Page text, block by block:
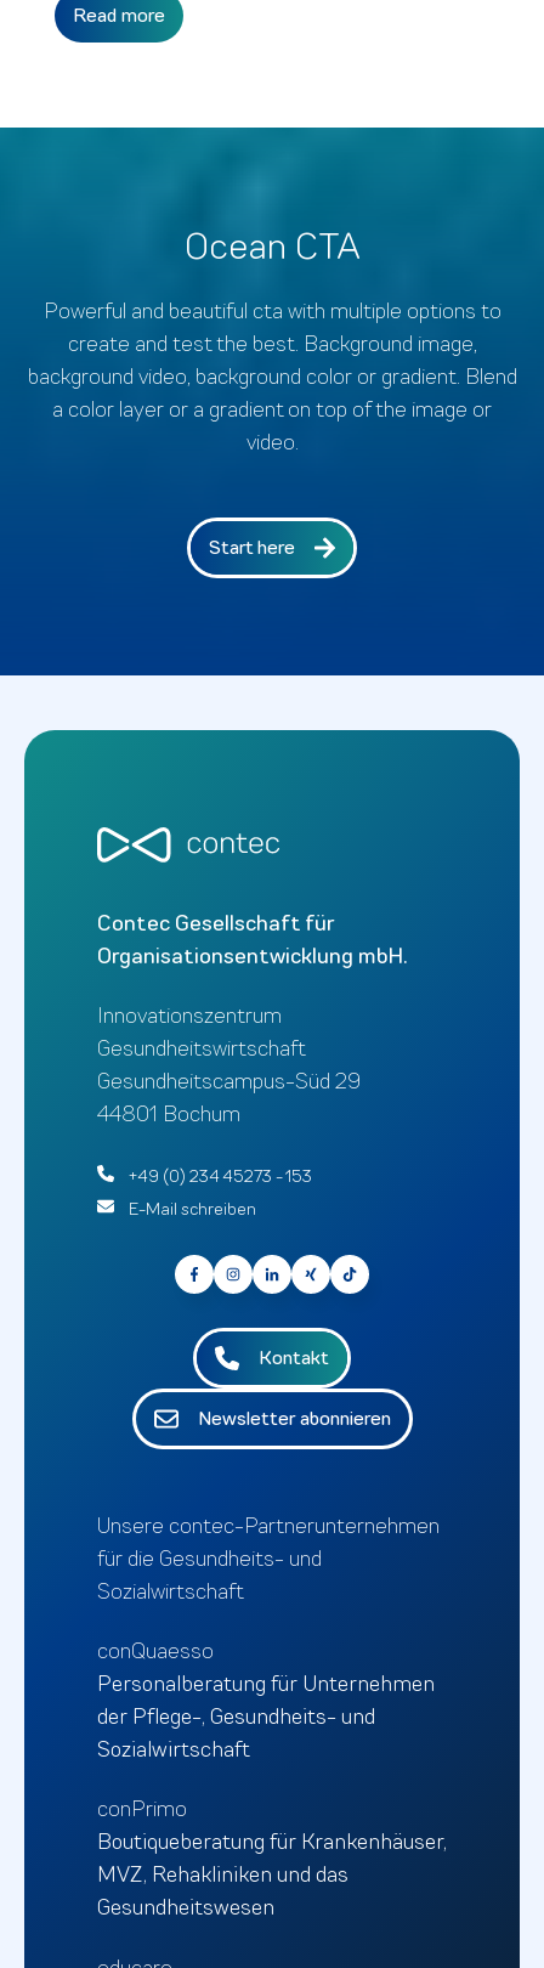
Read more
Ocean CTA
Powerful and beautiful cta with multiple options to
create and test the best. Background image,
background video, background color or gradient. Blend
a color layer or a gradient on top of the image or
video.
Start here
Contec Gesellschaft für
Organisationsentwicklung mbH.
Innovationszentrum
Gesundheitswirtschaft
Gesundheitscampus-Süd 29
44801 Bochum
+49 (0) 234 45273 - 153
E-Mail schreiben
Kontakt
Newsletter abonnieren
Unsere contec-Partnerunternehmen
für die Gesundheits- und
Sozialwirtschaft
conQuaesso
Personalberatung für Unternehmen
der Pflege-, Gesundheits- und
Sozialwirtschaft
conPrimo
Boutiqueberatung für Krankenhäuser,
MVZ, Rehakliniken und das
Gesundheitswesen